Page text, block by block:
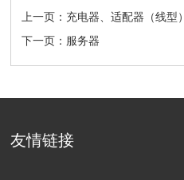
上一页：充电器、适配器（线型）
下一页：服务器
友情链接